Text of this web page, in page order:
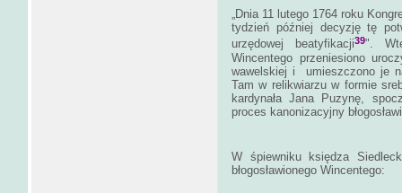
„Dnia 11 lutego 1764 roku
tydzień później decyzję tę
urzędowej beatyfikacji39".
Wincentego przeniesiono
wawelskiej i umieszczono je
Tam w relikwiarzu w formie
kardynała Jana Puzynę,
proces kanonizacyjny
W śpiewniku księdza
błogosławionego Wincentego: